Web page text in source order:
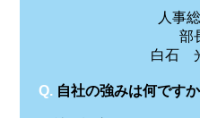
人事
部
白石
Q. 自社の強みは何です